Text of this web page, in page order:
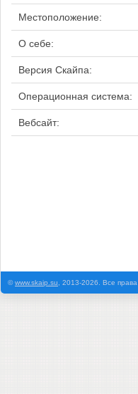
Местоположение:
О себе:
Версия Скайпа:
Операционная система:
Вебсайт:
©www.skaip.su , 2013-2026. Все